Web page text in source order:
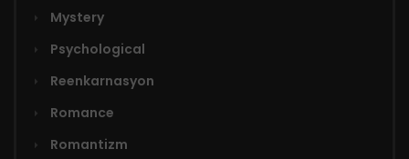
Mystery
Psychological
Reenkarnasyon
Romance
Romantizm